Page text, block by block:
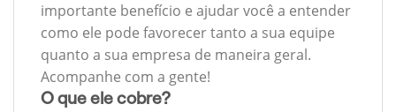
importante benefício e ajudar você a entender
como ele pode favorecer tanto a sua equipe
quanto a sua empresa de maneira geral.
Acompanhe com a gente!
O que ele cobre?